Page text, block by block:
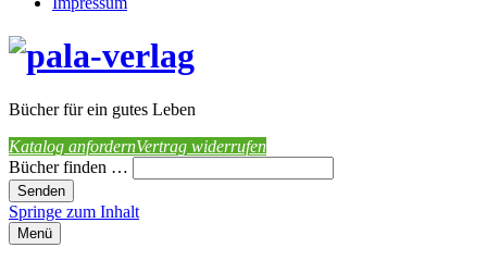
Bücher für ein gutes Leben
Katalog anfordernVertrag widerrufen
Bücher finden …
Springe zum Inhalt
Menü